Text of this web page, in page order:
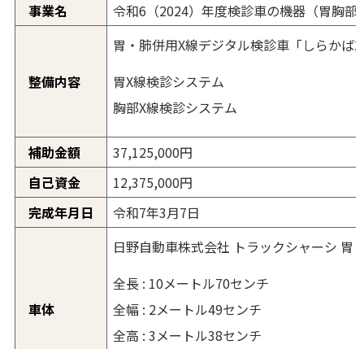
事業名 令和6（2024）年度検診車の機器（胃胸
整備内容
胃・肺併用X線デジタル検診車「しらかば
胃X線検診システム
胸部X線検診システム
補助金額
37,125,000円
自己資金
12,375,000円
完成年月日
令和7年3月7日
車体
日野自動車株式会社 トラックシャーシ 胃
全長 : 10メートル70センチ
全幅 : 2メートル49センチ
全高 : 3メートル38センチ